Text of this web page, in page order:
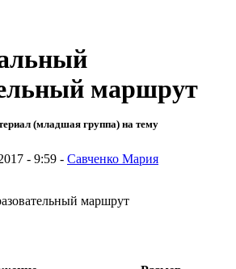
маршрут
(младшая группа) на тему
- 9:59 - Савченко Мария
маршрут